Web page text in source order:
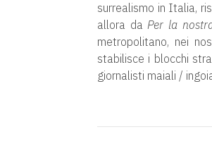
surrealismo in Italia,
allora daPer la
metropolitano, nei
stabilisce i blocchi
giornalisti maiali /